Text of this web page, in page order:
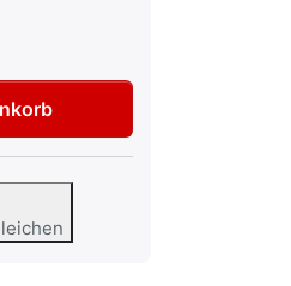
zu 25,99 €, Menge 1.